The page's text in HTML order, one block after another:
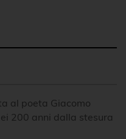
al poeta Giacomo
200 anni dalla stesura